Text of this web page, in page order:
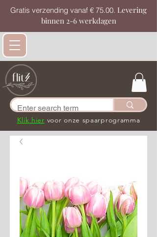
Gratis verzending vanaf € 75.00. Levering
binnen 2-6 werkdagen
Klik hier voor onze spaarprogramma